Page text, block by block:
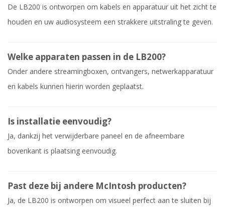
De LB200 is ontworpen om kabels en apparatuur uit het zicht te
houden en uw audiosysteem een strakkere uitstraling te geven.
Welke apparaten passen in de LB200?
Onder andere streamingboxen, ontvangers, netwerkapparatuur
en kabels kunnen hierin worden geplaatst.
Is installatie eenvoudig?
Ja, dankzij het verwijderbare paneel en de afneembare
bovenkant is plaatsing eenvoudig.
Past deze bij andere McIntosh producten?
Ja, de LB200 is ontworpen om visueel perfect aan te sluiten bij